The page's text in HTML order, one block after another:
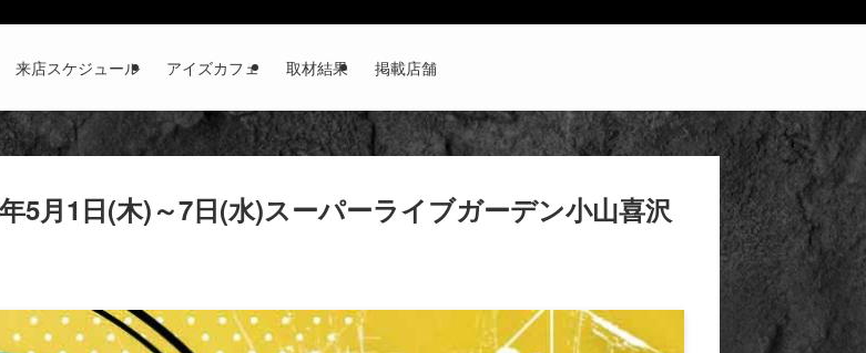
来店スケジュール アイズカフェ 取材結果 掲載店舗
5月1日(木)～7日(水)スーパーライブガーデン小山喜沢